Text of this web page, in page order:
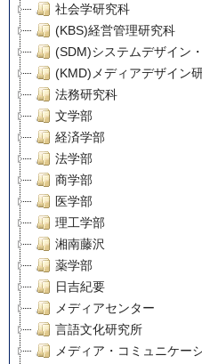
社会学研究科
(KBS)経営管理研究科
(SDM)システムデザイン
(KMD)メディアデザイン
法務研究科
文学部
経済学部
法学部
商学部
医学部
理工学部
湘南藤沢
薬学部
日吉紀要
メディアセンター
言語文化研究所
メディア・コミュニケー